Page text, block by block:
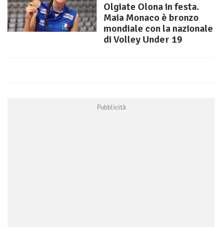
Olgiate Olona in festa.
Maia Monaco è bronzo
mondiale con la nazionale
di Volley Under 19